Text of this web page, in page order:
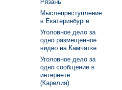
Рязань
Мыслепреступление
в Екатеринбурге
Уголовное дело за
одно размещенное
видео на Камчатке
Уголовное дело за
одно сообщение в
интернете
(Карелия)